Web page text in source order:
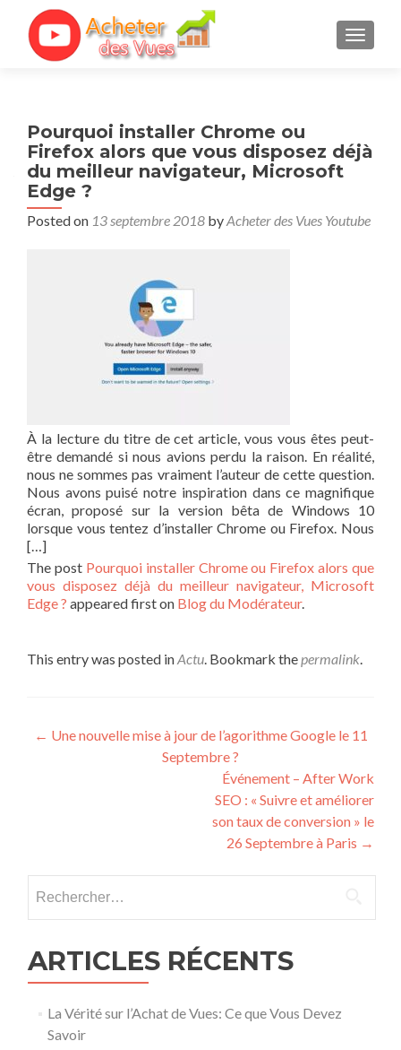
Pourquoi installer Chrome ou
Firefox alors que vous disposez déjà
du meilleur navigateur, Microsoft
Edge ?
Posted on 13 septembre 2018 byAcheter des Vues Youtube
À la lecture du titre de cet article, vous vous êtes peut-
être demandé si nous avions perdu la raison. En réalité,
nous ne sommes pas vraiment l’auteur de cette question.
Nous avons puisé notre inspiration dans ce magnifique
écran, proposé sur la version bêta de Windows 10
lorsque vous tentez d’installer Chrome ou Firefox. Nous
[…]
The post Pourquoi installer Chrome ou Firefox alors que
vous disposez déjà du meilleur navigateur, Microsoft
Edge ? appeared first on Blog du Modérateur.
This entry was posted inActu. Bookmark thepermalink.
Post navigation
← Une nouvelle mise à jour de l’agorithme Google le 11
Septembre ?
Événement – After Work
SEO : « Suivre et améliorer
son taux de conversion » le
26 Septembre à Paris →
ARTICLES RÉCENTS
La Vérité sur l’Achat de Vues: Ce que Vous Devez
Savoir